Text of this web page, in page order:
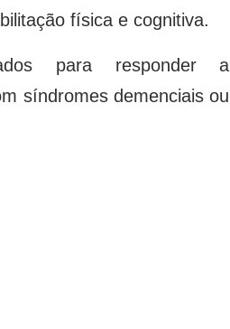
física e cognitiva.
para responder a
síndromes demenciais ou